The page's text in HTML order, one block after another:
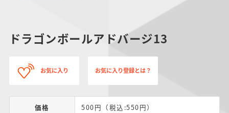
ドラゴンボールアドバージ13
お気に入り お気に入り登録とは？
価格 500円（税込:550円）